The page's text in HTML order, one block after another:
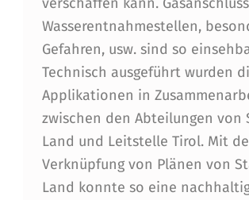
E
R
G
E
B
E
N
Wasserentnahmestellen,
Gefahren, usw. sind so
Technisch ausgeführt wurden
Applikationen in
zwischen den Abteilungen von
Land und Leitstelle Tirol. Mit
Verknüpfung von Plänen von
Land konnte so eine